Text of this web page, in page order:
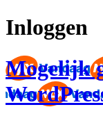
Inloggen
Mogelijk